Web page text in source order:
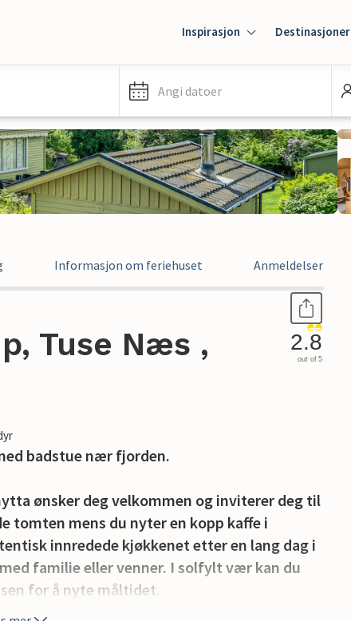
Inspirasjon Destinasjoner
Angi datoer
Informasjon om feriehuset Anmeldelser
Tuse Næs ,
2.8
out of 5
badstue nær fjorden.
ønsker deg velkommen og inviterer deg til
tomten mens du nyter en kopp kaffe i
innredede kjøkkenet etter en lang dag i
familie eller venner. I solfylt vær kan du
for å nyte måltidet.